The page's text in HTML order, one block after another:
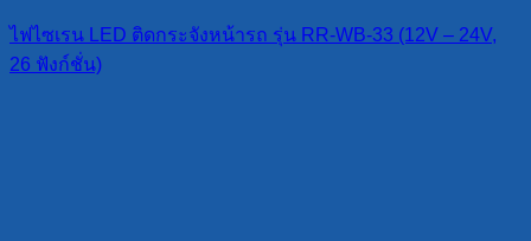
ไฟไซเรน LED ติดกระจังหน้ารถ รุ่น RR-WB-33 (12V – 24V,
26 ฟังก์ชั่น)